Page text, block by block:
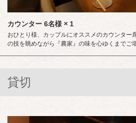
カウンター 6名様 × 1
おひとり様、カップルにオススメのカウンター
の技を眺めながら『農家』の味を心ゆくまでご
貸切